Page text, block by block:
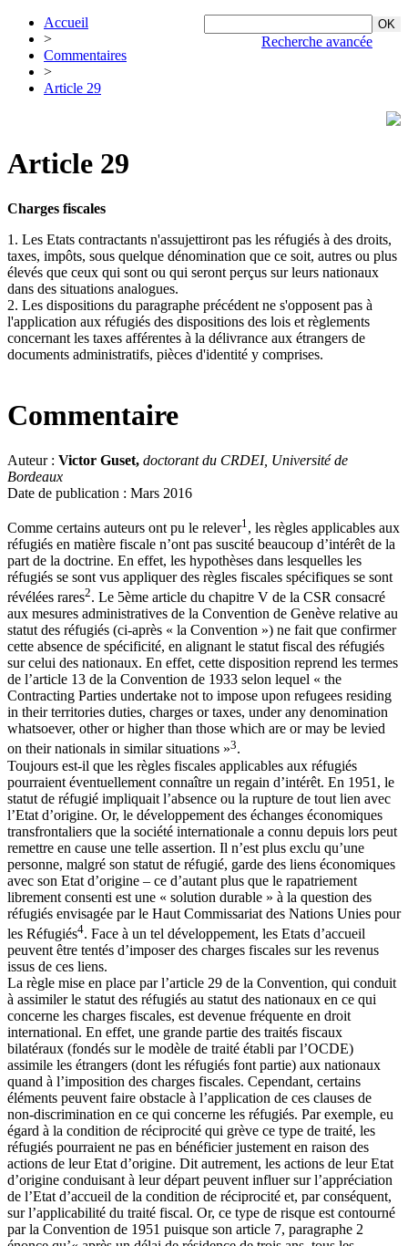
Recherche avancée
Accueil
>
Commentaires
>
Article 29
Article 29
Charges fiscales
1. Les Etats contractants n'assujettiront pas les réfugiés à des droits,
taxes, impôts, sous quelque dénomination que ce soit, autres ou plus
élevés que ceux qui sont ou qui seront perçus sur leurs nationaux
dans des situations analogues.
2. Les dispositions du paragraphe précédent ne s'opposent pas à
l'application aux réfugiés des dispositions des lois et règlements
concernant les taxes afférentes à la délivrance aux étrangers de
documents administratifs, pièces d'identité y comprises.
Commentaire
Auteur : Victor Guset, doctorant du CRDEI, Université de
Bordeaux
Date de publication : Mars 2016
Comme certains auteurs ont pu le relever1 , les règles applicables aux
réfugiés en matière fiscale n’ont pas suscité beaucoup d’intérêt de la
part de la doctrine. En effet, les hypothèses dans lesquelles les
réfugiés se sont vus appliquer des règles fiscales spécifiques se sont
révélées rares2. Le 5ème article du chapitre V de la CSR consacré
aux mesures administratives de la Convention de Genève relative au
statut des réfugiés (ci-après « la Convention ») ne fait que confirmer
cette absence de spécificité, en alignant le statut fiscal des réfugiés
sur celui des nationaux. En effet, cette disposition reprend les termes
de l’article 13 de la Convention de 1933 selon lequel « the
Contracting Parties undertake not to impose upon refugees residing
in their territories duties, charges or taxes, under any denomination
whatsoever, other or higher than those which are or may be levied
on their nationals in similar situations »3.
Toujours est-il que les règles fiscales applicables aux réfugiés
pourraient éventuellement connaître un regain d’intérêt. En 1951, le
statut de réfugié impliquait l’absence ou la rupture de tout lien avec
l’Etat d’origine. Or, le développement des échanges économiques
transfrontaliers que la société internationale a connu depuis lors peut
remettre en cause une telle assertion. Il n’est plus exclu qu’une
personne, malgré son statut de réfugié, garde des liens économiques
avec son Etat d’origine – ce d’autant plus que le rapatriement
librement consenti est une « solution durable » à la question des
réfugiés envisagée par le Haut Commissariat des Nations Unies pour
les Réfugiés4. Face à un tel développement, les Etats d’accueil
peuvent être tentés d’imposer des charges fiscales sur les revenus
issus de ces liens.
La règle mise en place par l’article 29 de la Convention, qui conduit
à assimiler le statut des réfugiés au statut des nationaux en ce qui
concerne les charges fiscales, est devenue fréquente en droit
international. En effet, une grande partie des traités fiscaux
bilatéraux (fondés sur le modèle de traité établi par l’OCDE)
assimile les étrangers (dont les réfugiés font partie) aux nationaux
quand à l’imposition des charges fiscales. Cependant, certains
éléments peuvent faire obstacle à l’application de ces clauses de
non-discrimination en ce qui concerne les réfugiés. Par exemple, eu
égard à la condition de réciprocité qui grève ce type de traité, les
réfugiés pourraient ne pas en bénéficier justement en raison des
actions de leur Etat d’origine. Dit autrement, les actions de leur Etat
d’origine conduisant à leur départ peuvent influer sur l’appréciation
de l’Etat d’accueil de la condition de réciprocité et, par conséquent,
sur l’applicabilité du traité fiscal. Or, ce type de risque est contourné
par la Convention de 1951 puisque son article 7, paragraphe 2